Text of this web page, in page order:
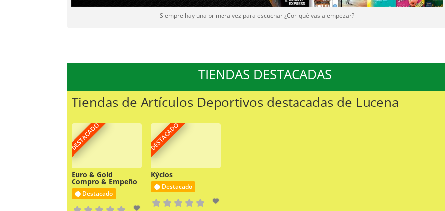
Siempre hay una primera vez para escuchar ¿Con qué vas a empezar?
TIENDAS DESTACADAS
Tiendas de Artículos Deportivos destacadas de Lucena
DESTACADO
Euro & Gold
Compro & Empeño
Destacado
DESTACADO
Kýclos
Destacado